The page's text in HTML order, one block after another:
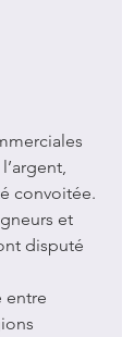
convoitée.
et
disputé
entre